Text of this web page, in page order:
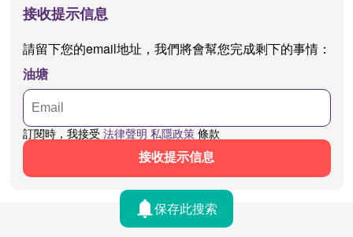
接收提示信息
請留下您的email地址，我們將會幫您完成剩下的事情：
油塘
訂閱時，我接受 法律聲明 私隱政策條款
接收提示信息
保存此搜索